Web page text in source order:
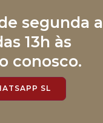
segunda a
13h às
conosco.
SL